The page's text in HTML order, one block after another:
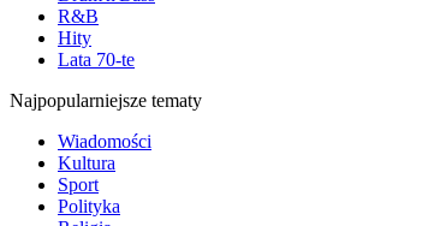
R&B
Hity
Lata 70-te
Najpopularniejsze tematy
Wiadomości
Kultura
Sport
Polityka